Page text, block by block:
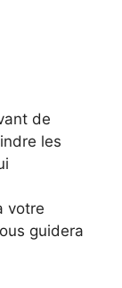
de
les
votre
guidera